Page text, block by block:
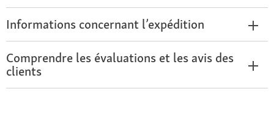
Informations concernant l’expédition
Comprendre les évaluations et les avis des
clients